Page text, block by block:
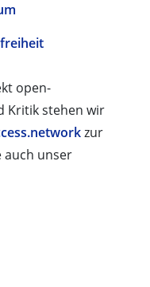
open-
Kritik stehen wir
zur
auch unser